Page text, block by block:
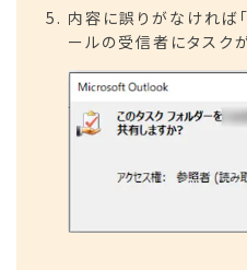
内容に誤りがなければ「
ールの受信者にタスク